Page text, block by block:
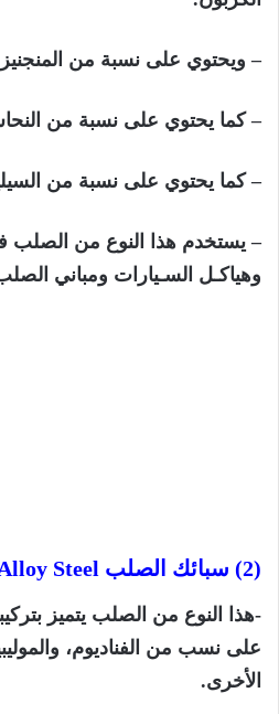
– ويحتوي على نسبة من المنجنيز لا
– كما يحتوي على نسبة من النحاس
– كما يحتوي على نسبة من
– يستخدم هذا النوع من الصلب
وهياكـل السـيارات ومباني
(2) سبائك الصلب Steel
-هذا النوع من الصلب يتميز
على نسب من الفناديوم،
الأخرى.